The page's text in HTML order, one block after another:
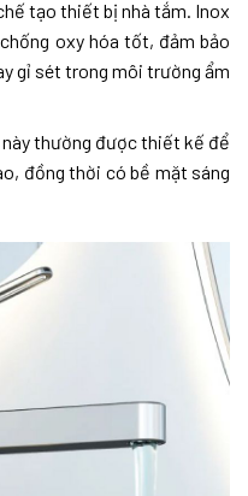
tạo thiết bị nhà tắm. Inox
oxy hóa tốt, đảm bảo
gỉ sét trong môi trường ẩm
thường được thiết kế để
đồng thời có bề mặt sáng